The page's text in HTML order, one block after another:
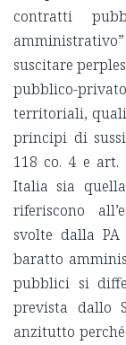
contratti
amministrativo”
suscitare
pubblico-
territoriali,
principi di
118 co. 4 e art.
Italia sia
riferiscono
svolte dalla
baratto
pubblici si
prevista dallo
anzitutto